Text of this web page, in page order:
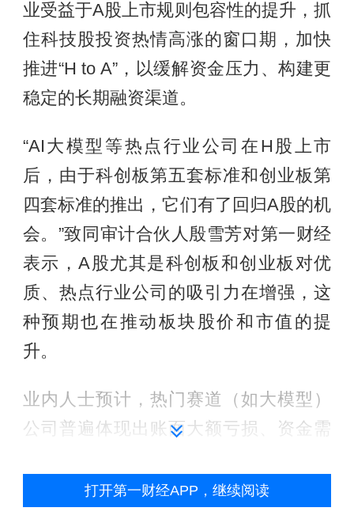
业受益于A股上市规则包容性的提升，抓
住科技股投资热情高涨的窗口期，加快
推进“H to A”，以缓解资金压力、构建更
稳定的长期融资渠道。
“AI大模型等热点行业公司在H股上市
后，由于科创板第五套标准和创业板第
四套标准的推出，它们有了回归A股的机
会。”致同审计合伙人殷雪芳对第一财经
表示，A股尤其是科创板和创业板对优
质、热点行业公司的吸引力在增强，这
种预期也在推动板块股价和市值的提
升。
业内人士预计，热门赛道（如大模型）
公司普遍体现出账面大额亏损、资金需
现出的强劲商业化增长势头，仍使得A股
打开第一财经APP，继续阅读